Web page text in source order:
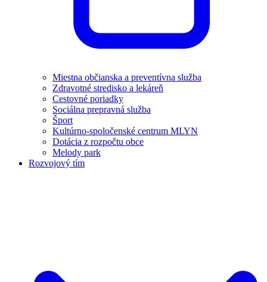
Miestna občianska a preventívna služba
Zdravotné stredisko a lekáreň
Cestovné poriadky
Sociálna prepravná služba
Šport
Kultúrno-spoločenské centrum MLYN
Dotácia z rozpočtu obce
Melody park
Rozvojový tím